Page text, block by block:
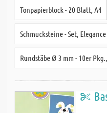
Tonpapierblock - 20 Blatt, A4
Schmucksteine - Set, Elegance
Rundstäbe Ø 3 mm - 10er